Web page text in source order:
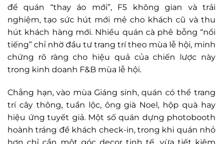
để quán “thay áo mới”, F5 không gian và trải
nghiệm, tạo sức hút mới mẻ cho khách cũ và thu
hút khách hàng mới. Nhiều quán cà phê bỗng “nổi
tiếng” chỉ nhờ đầu tư trang trí theo mùa lễ hội, minh
chứng rõ ràng cho hiệu quả của chiến lược này
trong kinh doanh F&B mùa lễ hội.
Chẳng hạn, vào mùa Giáng sinh, quán có thể trang
trí cây thông, tuần lộc, ông già Noel, hộp quà hay
hiệu ứng tuyết giả. Một số quán dựng photobooth
hoành tráng để khách check-in, trong khi quán nhỏ